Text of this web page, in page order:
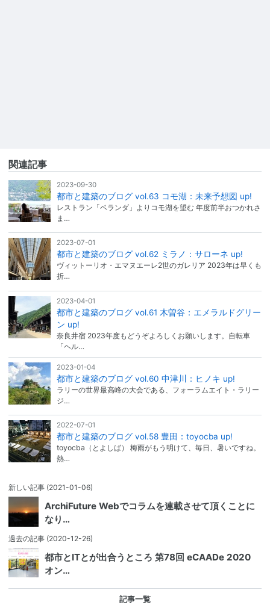
関連記事
2023-09-30
都市と建築のブログ vol.63 コモ湖：未来予想図 up!
レストラン「ベランダ」よりコモ湖を望む 年度前半おつかれさ
ま…
2023-07-01
都市と建築のブログ vol.62 ミラノ：サローネ up!
ヴィットーリオ・エマヌエーレ2世のガレリア 2023年は早くも
折…
2023-04-01
都市と建築のブログ vol.61 木曽谷：エメラルドグリー
ン up!
奈良井宿 2023年度もどうぞよろしくお願いします。自転車
「ヘル…
2023-01-04
都市と建築のブログ vol.60 中津川：ヒノキ up!
ラリーの世界最高峰の大会である、フォーラムエイト・ラリー
ジ…
2022-07-01
都市と建築のブログ vol.58 豊田：toyocba up!
toyocba（とよしば） 梅雨がもう明けて、毎日、暑いですね。
熱…
新しい記事 (2021-01-06)
ArchiFuture Webでコラムを連載させて頂くことに
なり…
過去の記事 (2020-12-26)
都市とITとが出合うところ 第78回 eCAADe 2020
オン…
記事一覧